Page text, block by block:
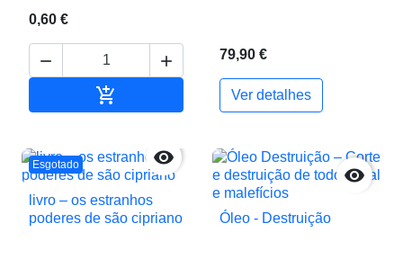
0,60 €
 
 Adicionar ao carrinho
79,90 €
Ver detalhes
Esgotado 
livro – os estranhos
poderes de são cipriano

Óleo - Destruição